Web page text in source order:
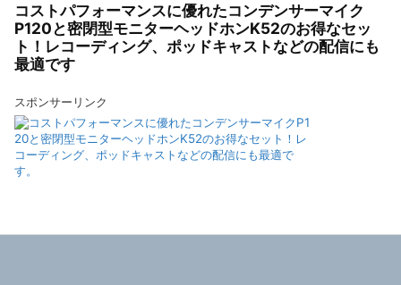
コストパフォーマンスに優れたコンデンサーマイク
P120と密閉型モニターヘッドホンK52のお得なセッ
ト！レコーディング、ポッドキャストなどの配信にも
最適です
スポンサーリンク